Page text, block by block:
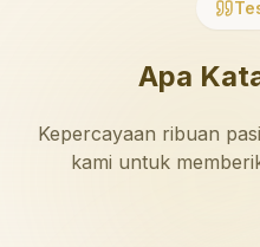
Apa
Kepercayaan ribuan
kami untuk